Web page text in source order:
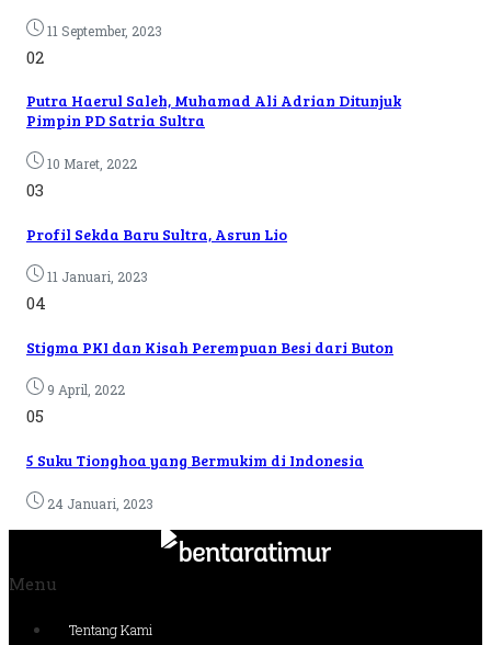
11 September, 2023
02
Putra Haerul Saleh, Muhamad Ali Adrian Ditunjuk
Pimpin PD Satria Sultra
10 Maret, 2022
03
Profil Sekda Baru Sultra, Asrun Lio
11 Januari, 2023
04
Stigma PKI dan Kisah Perempuan Besi dari Buton
9 April, 2022
05
5 Suku Tionghoa yang Bermukim di Indonesia
24 Januari, 2023
Menu
Tentang Kami